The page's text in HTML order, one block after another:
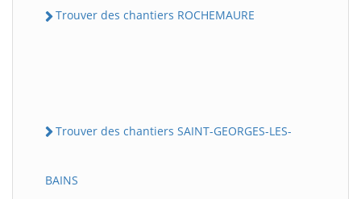
Trouver des chantiers ROCHEMAURE
Trouver des chantiers SAINT-GEORGES-LES-
BAINS